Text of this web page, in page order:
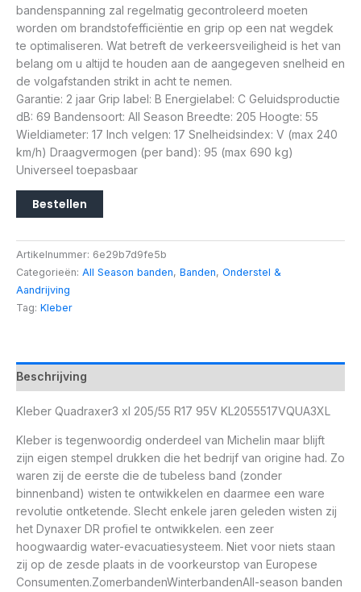
bandenspanning zal regelmatig gecontroleerd moeten
worden om brandstofefficiëntie en grip op een nat wegdek
te optimaliseren. Wat betreft de verkeersveiligheid is het van
belang om u altijd te houden aan de aangegeven snelheid en
de volgafstanden strikt in acht te nemen.
Garantie: 2 jaar Grip label: B Energielabel: C Geluidsproductie
dB: 69 Bandensoort: All Season Breedte: 205 Hoogte: 55
Wieldiameter: 17 Inch velgen: 17 Snelheidsindex: V (max 240
km/h) Draagvermogen (per band): 95 (max 690 kg)
Universeel toepasbaar
Bestellen
Artikelnummer: 6e29b7d9fe5b
Categorieën: All Season banden, Banden, Onderstel &
Aandrijving
Tag: Kleber
Beschrijving
Kleber Quadraxer3 xl 205/55 R17 95V KL2055517VQUA3XL
Kleber is tegenwoordig onderdeel van Michelin maar blijft
zijn eigen stempel drukken die het bedrijf van origine had. Zo
waren zij de eerste die de tubeless band (zonder
binnenband) wisten te ontwikkelen en daarmee een ware
revolutie ontketende. Slecht enkele jaren geleden wisten zij
het Dynaxer DR profiel te ontwikkelen. een zeer
hoogwaardig water-evacuatiesysteem. Niet voor niets staan
zij op de zesde plaats in de voorkeurstop van Europese
Consumenten.ZomerbandenWinterbandenAll-season banden